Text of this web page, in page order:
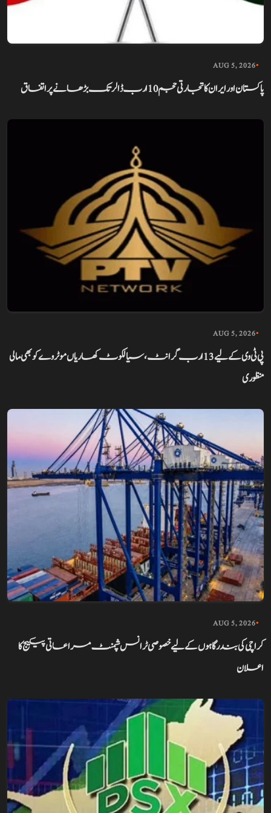
•
AUG 5, 2026
پاکستان اور ایران کا تجارتی حجم 10 ارب ڈالر تک بڑھانے پر اتفاق
•
AUG 5, 2026
پی ٹی وی کے لیے 13 ارب گرانٹ، سیالکوٹ کھاریاں موٹروے کو بھی مالی
منظوری
•
AUG 5, 2026
کراچی کی بندرگاہوں کے لیے خصوصی ٹرانس شپمنٹ مراعاتی پیکیج کا
اعلان